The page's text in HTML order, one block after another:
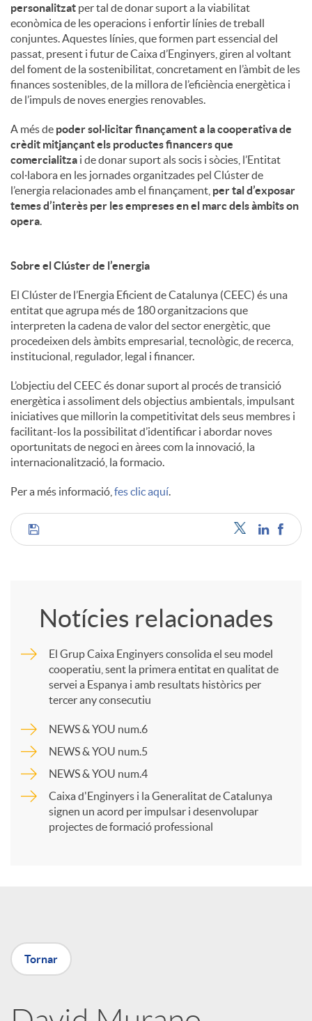
personalitzat per tal de donar suport a la viabilitat
econòmica de les operacions i enfortir línies de treball
conjuntes. Aquestes línies, que formen part essencial del
passat, present i futur de Caixa d’Enginyers, giren al voltant
del foment de la sostenibilitat, concretament en l’àmbit de les
finances sostenibles, de la millora de l’eficiència energètica i
de l’impuls de noves energies renovables.
A més de poder sol·licitar finançament a la cooperativa de
crèdit mitjançant els productes financers que
comercialitza i de donar suport als socis i sòcies, l’Entitat
col·labora en les jornades organitzades pel Clúster de
l’energia relacionades amb el finançament, per tal d’exposar
temes d’interès per les empreses en el marc dels àmbits on
opera.
Sobre el Clúster de l’energia
El Clúster de l’Energia Eficient de Catalunya (CEEC) és una
entitat que agrupa més de 180 organitzacions que
interpreten la cadena de valor del sector energètic, que
procedeixen dels àmbits empresarial, tecnològic, de recerca,
institucional, regulador, legal i financer.
L’objectiu del CEEC és donar suport al procés de transició
energètica i assoliment dels objectius ambientals, impulsant
iniciatives que millorin la competitivitat dels seus membres i
facilitant-los la possibilitat d’identificar i abordar noves
oportunitats de negoci en àrees com la innovació, la
internacionalització, la formacio.
Per a més informació, fes clic aquí.
C
a
r
a
Notícies relacionades
El Grup Caixa Enginyers consolida el seu model
cooperatiu, sent la primera entitat en qualitat de
servei a Espanya i amb resultats històrics per
tercer any consecutiu
NEWS & YOU num.6
NEWS & YOU num.5
NEWS & YOU num.4
Caixa d'Enginyers i la Generalitat de Catalunya
signen un acord per impulsar i desenvolupar
projectes de formació professional
Tornar